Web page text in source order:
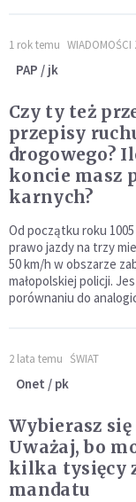
1 rok temu WIADOMOŚCI
PAP / jk
Czy ty też
przepisy
drogowego?
koncie masz
karnych?
Od początku roku
prawo jazdy na trzy
50 km/h w obszarze
małopolskiej policji.
porównaniu do
2 lata temu ŚWIAT
Onet / pk
Wybierasz
Uważaj, bo
kilka tysięcy
mandatu